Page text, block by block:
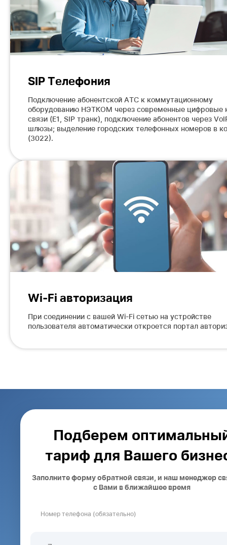
SIP Телефония
Подключение абонентской АТС к коммутационному
оборудованию НЭТКОМ через современные цифровые
связи (E1, SIP транк), подключение абонентов через
шлюзы; выделение городских телефонных номеров в
(3022).
Wi-Fi авторизация
При соединении с вашей Wi-Fi сетью на устройстве
пользователя автоматически откроется портал
Подберем
тариф для Вашего
Заполните форму обратной связи, и наш менеджер
с Вами в ближайшее время
Номер телефона (обязательно)